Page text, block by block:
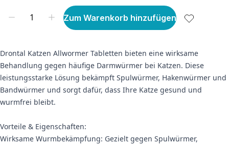
Zum Warenkorb hinzufügen
Drontal Katzen Allwormer Tabletten bieten eine wirksame
Behandlung gegen häufige Darmwürmer bei Katzen. Diese
leistungsstarke Lösung bekämpft Spulwürmer, Hakenwürmer und
Bandwürmer und sorgt dafür, dass Ihre Katze gesund und
wurmfrei bleibt.
Vorteile & Eigenschaften:
Wirksame Wurmbekämpfung: Gezielt gegen Spulwürmer,